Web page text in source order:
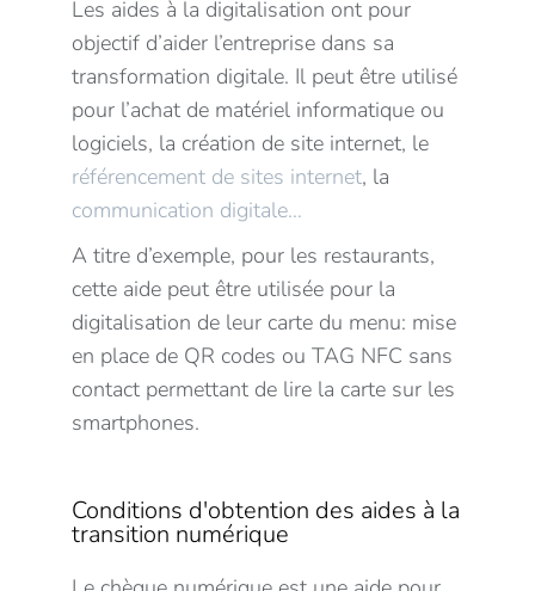
Les aides à la digitalisation ont pour
objectif d’aider l’entreprise dans sa
transformation digitale. Il peut être utilisé
pour l’achat de matériel informatique ou
logiciels, la création de site internet, le
référencement de sites internet, la
communication digitale…
A titre d’exemple, pour les restaurants,
cette aide peut être utilisée pour la
digitalisation de leur carte du menu: mise
en place de QR codes ou TAG NFC sans
contact permettant de lire la carte sur les
smartphones.
Conditions d'obtention des aides à la
transition numérique